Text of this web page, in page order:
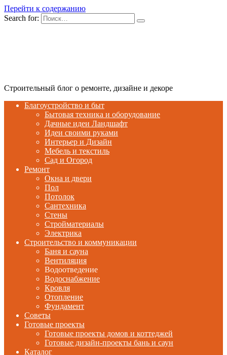
Перейти к содержанию
Search for:
Строительный блог о ремонте, дизайне и декоре
Благоустройство и быт
Бытовая техника и оборудование
Дачные идеи Ландшафт
Идеи своими руками
Интерьер и Дизайн
Мебель и текстиль
Сад и Огород
Ремонт
Окна и двери
Пол
Потолок
Сантехника
Стены
Стройматериалы
Электрика
Строительство и коммуникации
Баня и сауна
Вентиляция
Водоотведение
Водоснабжение
Кровля
Отопление
Фундамент
Советы
Готовые проекты
Готовые проекты домов и коттеджей
Готовые дизайн-проекты бань и саун
Каталог